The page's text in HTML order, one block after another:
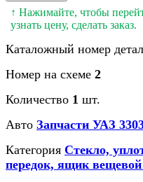
↑ Нажимайте, чтобы
узнать цену, сделать заказ.
Каталожный номер
Номер на схеме 2
Количество 1 шт.
Авто Запчасти УАЗ
Категория Стекло,
передок, ящик